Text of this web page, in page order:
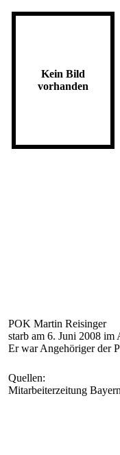
Kein Bild
vorhanden
POK Martin Reisinger
starb am 6. Juni 2008 im
Er war Angehöriger der
Quellen:
Mitarbeiterzeitung Bayern